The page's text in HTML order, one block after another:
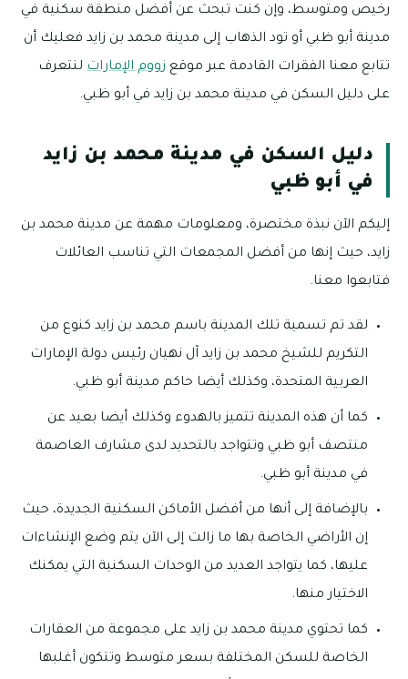
رخيص ومتوسط، وإن كنت تبحث عن أفضل منطقة سكنية في
مدينة أبو ظبي أو تود الذهاب إلى مدينة محمد بن زايد فعليك أن
تتابع معنا الفقرات القادمة عبر موقع زووم الإمارات لنتعرف
على دليل السكن في مدينة محمد بن زايد في أبو ظبي.
دليل السكن في مدينة محمد بن زايد
في أبو ظبي
إليكم الآن نبذة مختصرة، ومعلومات مهمة عن مدينة محمد بن
زايد، حيث إنها من أفضل المجمعات التي تناسب العائلات
فتابعوا معنا.
لقد تم تسمية تلك المدينة باسم محمد بن زايد كنوع من
التكريم للشيخ محمد بن زايد آل نهيان رئيس دولة الإمارات
العربية المتحدة، وكذلك أيضا حاكم مدينة أبو ظبي.
كما أن هذه المدينة تتميز بالهدوء وكذلك أيضا بعيد عن
منتصف أبو ظبي وتتواجد بالتحديد لدى مشارف العاصمة
في مدينة أبو ظبي.
بالإضافة إلى أنها من أفضل الأماكن السكنية الجديدة، حيث
إن الأراضي الخاصة بها ما زالت إلى الآن يتم وضع الإنشاءات
عليها، كما يتواجد العديد من الوحدات السكنية التي يمكنك
الاختيار منها.
كما تحتوي مدينة محمد بن زايد على مجموعة من العقارات
الخاصة للسكن المختلفة بسعر متوسط وتتكون أغلبها